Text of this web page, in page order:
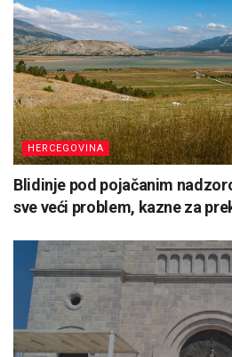
HERCEGOVINA
Blidinje pod pojačanim
sve veći problem, kazne za